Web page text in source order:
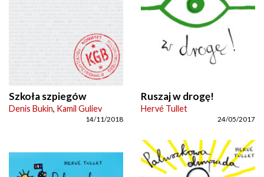
Szkoła szpiegów
Denis Bukin, Kamil Guliev
14/11/2018
Ruszaj w drogę!
Hervé Tullet
24/05/2017